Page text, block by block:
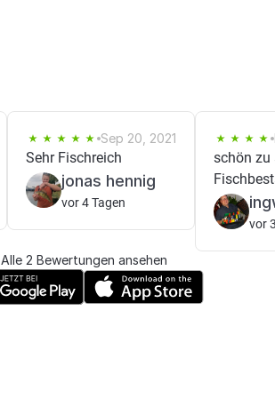
Sep 20, 2021
Sehr Fischreich
jonas hennig
vor 4 Tagen
schön zu
vor
Alle 2 Bewertungen ansehen